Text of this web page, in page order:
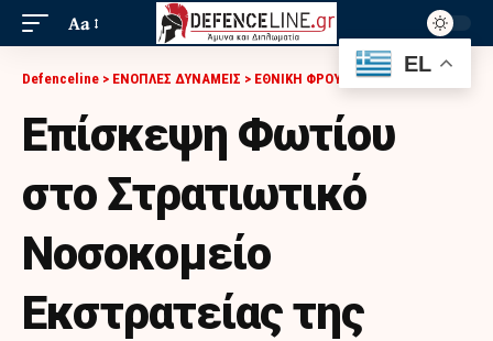
Aa
Defenceline > ΕΝΟΠΛΕΣ ΔΥΝΑΜΕΙΣ > ΕΘΝΙΚΗ ΦΡΟΥΡΑ>ΕΠΊΣΚΕΨΗ ΦΩΤΊΟΥ ΣΤΟ ΣΤΡΑΤΙΩΤΙΚΌ ΝΟΣΟΚΟΜΕΊΟ ΕΚΣΤΡΑΤΕΊΑΣ ΤΗΣ ΛΕΥΚΩΣΊΑΣ
Επίσκεψη Φωτίου
στο Στρατιωτικό
Νοσοκομείο
Εκστρατείας της
EL